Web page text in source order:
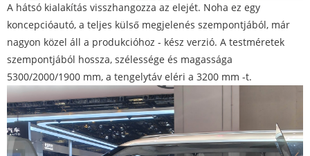
A hátsó kialakítás visszhangozza az elejét. Noha ez egy
koncepcióautó, a teljes külső megjelenés szempontjából, már
nagyon közel áll a produkcióhoz - kész verzió. A testméretek
szempontjából hossza, szélessége és magassága
5300/2000/1900 mm, a tengelytáv eléri a 3200 mm -t.